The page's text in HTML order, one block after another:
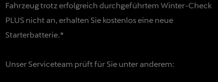
Fahrzeug trotz erfolgreich durchgeführtem Winter-Check
PLUS nicht an, erhalten Sie kostenlos eine neue
Starterbatterie.*
Unser Serviceteam prüft für Sie unter anderem: